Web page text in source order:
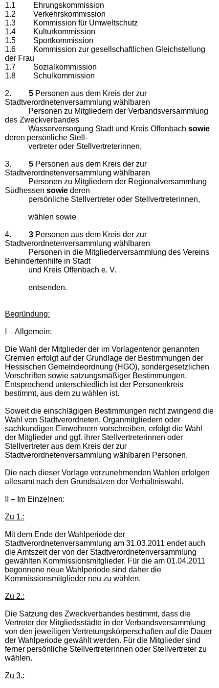
1.1
Ehrungskommission
1.2
Verkehrskommission
1.3
Kommission für Umweltschutz
1.4
Kulturkommission
1.5
Sportkommission
1.6
Kommission zur gesellschaftlichen Gleichstellung
der Frau
1.7
Sozialkommission
1.8
Schulkommission
2. 5 Personen aus dem Kreis der zur
Stadtverordnetenversammlung wählbaren
Personen zu Mitgliedern der Verbandsversammlung
des Zweckverbandes
Wasserversorgung Stadt und Kreis Offenbach sowie
deren persönliche Stell-
vertreter oder Stellvertreterinnen,
3. 5 Personen aus dem Kreis der zur
Stadtverordnetenversammlung wählbaren
Personen zu Mitgliedern der Regionalversammlung
Südhessen sowie deren
persönliche Stellvertreter oder Stellvertreterinnen,
wählen sowie
4. 3 Personen aus dem Kreis der zur
Stadtverordnetenversammlung wählbaren
Personen in die Mitgliederversammlung des Vereins
Behindertenhilfe in Stadt
und Kreis Offenbach e. V.
entsenden.
Begründung:
I – Allgemein:
Die Wahl der Mitglieder der im Vorlagentenor genannten
Gremien erfolgt auf der Grundlage der Bestimmungen der
Hessischen Gemeindeordnung (HGO), sondergesetzlichen
Vorschriften sowie satzungsmäßiger Bestimmungen.
Entsprechend unterschiedlich ist der Personenkreis
bestimmt, aus dem zu wählen ist.
Soweit die einschlägigen Bestimmungen nicht zwingend die
Wahl von Stadtverordneten, Organmitgliedern oder
sachkundigen Einwohnern vorschreiben, erfolgt die Wahl
der Mitglieder und ggf. ihrer Stellvertreterinnen oder
Stellvertreter aus dem Kreis der zur
Stadtverordnetenversammlung wählbaren Personen.
Die nach dieser Vorlage vorzunehmenden Wahlen erfolgen
allesamt nach den Grundsätzen der Verhältniswahl.
II – Im Einzelnen:
Zu 1.:
Mit dem Ende der Wahlperiode der
Stadtverordnetenversammlung am 31.03.2011 endet auch
die Amtszeit der von der Stadtverordnetenversammlung
gewählten Kommissionsmitglieder. Für die am 01.04.2011
begonnene neue Wahlperiode sind daher die
Kommissionsmitglieder neu zu wählen.
Zu 2.:
Die Satzung des Zweckverbandes bestimmt, dass die
Vertreter der Mitgliedsstädte in der Verbandsversammlung
von den jeweiligen Vertretungskörperschaften auf die Dauer
der Wahlperiode gewählt werden. Für die Mitglieder sind
ferner persönliche Stellvertreterinnen oder Stellvertreter zu
wählen.
Zu 3.: